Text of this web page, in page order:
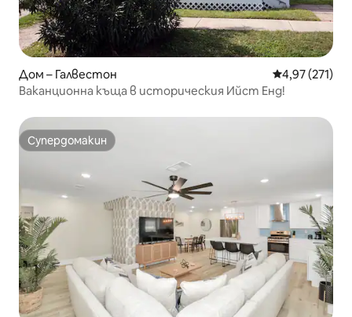
Дом – Галвестон Средна
4,97 (271)
Ваканционна къща в историческия Ийст Енд!
Супердомакин
Супердомакин